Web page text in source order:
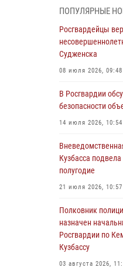
Генерал-
специалистов
подразделений
07 августа 2026,
С 1 сентября 2026
федеральный
Росгвардейцы
виновника
Росгвардейцы
повредившего
06 августа 2026,
ПОПУЛЯРНЫЕ
Росгвардейцы
Судженска
08 июля 2026, 09:48
В Росгвардии
безопасности
14 июля 2026, 10:54
Кузбасса
полугодие
21 июля 2026, 10:57
Полковник
назначен
Росгвардии по
Кузбассу
03 августа 2026,